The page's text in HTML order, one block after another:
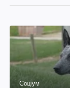
Соціум